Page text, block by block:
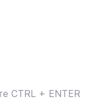
CTRL + ENTER